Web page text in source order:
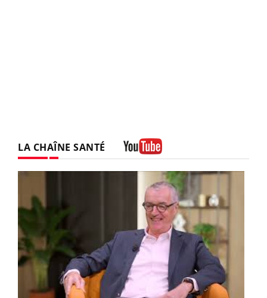
LA CHAÎNE SANTÉ